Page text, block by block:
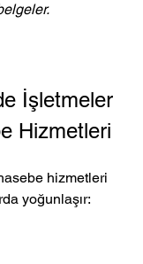
İşletmeler
Hizmetleri
hizmetleri
yoğunlaşır: